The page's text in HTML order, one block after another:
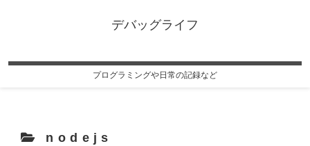
デバッグライフ
プログラミングや日常の記録など
nodejs